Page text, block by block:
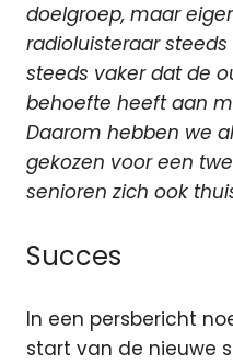
doelgroep, maar
radioluisteraar
steeds vaker dat de
behoefte heeft aan
Daarom hebben we
gekozen voor een
senioren zich ook
Succes
In een persbericht
start van de nieuwe